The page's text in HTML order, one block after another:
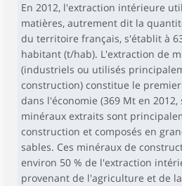
En 2012, l'extraction intérieure
matières, autrement dit la
du territoire français, s'établit à
habitant (t/hab). L'extraction de
(industriels ou utilisés
construction) constitue le
dans l'économie (369 Mt en 2012,
minéraux extraits sont
construction et composés en
sables. Ces minéraux de
environ 50 % de l'extraction
provenant de l'agriculture et de